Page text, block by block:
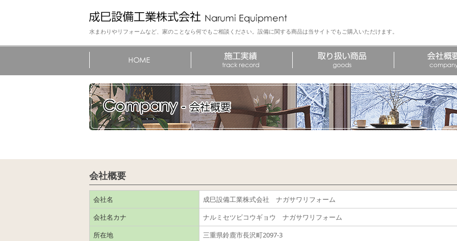
水まわりやリフォームなど、家のことなら何でもご相談ください。設備に関する商品は当サイトでもご購入いただけます。
会社概要
会社名
成巳設備工業株式会社 ナガサワリフォーム
会社名カナ
ナルミセツビコウギョウ ナガサワリフォーム
所在地
三重県鈴鹿市長沢町2097-3